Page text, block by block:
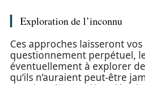
Exploration de l’inconnu
Ces approches laisseront
questionnement perpétuel,
éventuellement à explorer
qu’ils n’auraient peut-être